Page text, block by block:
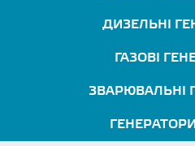
ДИЗЕЛЬНІ
ГАЗОВІ
ЗВАРЮВАЛЬНІ